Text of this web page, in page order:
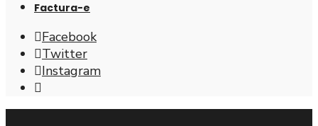
Factura-e
Facebook
Twitter
Instagram